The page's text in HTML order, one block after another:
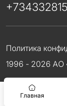
Политика
1996 - 2026 АО
Главная